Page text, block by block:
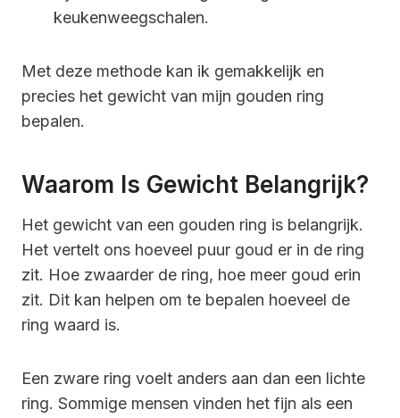
keukenweegschalen.
Met deze methode kan ik gemakkelijk en
precies het gewicht van mijn gouden ring
bepalen.
Waarom Is Gewicht Belangrijk?
Het gewicht van een gouden ring is belangrijk.
Het vertelt ons hoeveel puur goud er in de ring
zit. Hoe zwaarder de ring, hoe meer goud erin
zit. Dit kan helpen om te bepalen hoeveel de
ring waard is.
Een zware ring voelt anders aan dan een lichte
ring. Sommige mensen vinden het fijn als een